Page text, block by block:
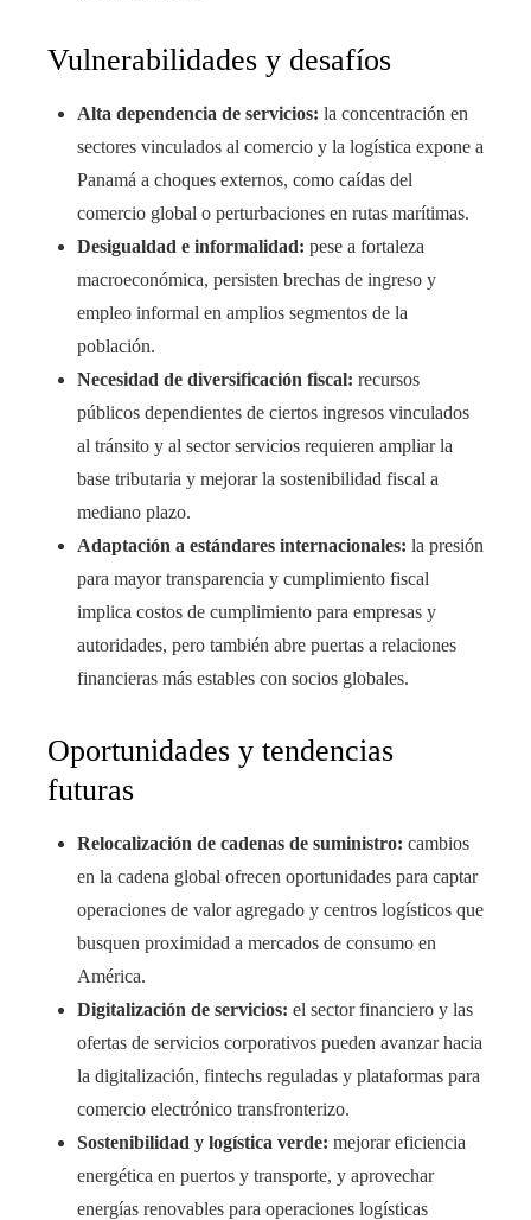
Vulnerabilidades y desafíos
Alta dependencia de servicios: la concentración en
sectores vinculados al comercio y la logística expone a
Panamá a choques externos, como caídas del
comercio global o perturbaciones en rutas marítimas.
Desigualdad e informalidad: pese a fortaleza
macroeconómica, persisten brechas de ingreso y
empleo informal en amplios segmentos de la
población.
Necesidad de diversificación fiscal: recursos
públicos dependientes de ciertos ingresos vinculados
al tránsito y al sector servicios requieren ampliar la
base tributaria y mejorar la sostenibilidad fiscal a
mediano plazo.
Adaptación a estándares internacionales: la presión
para mayor transparencia y cumplimiento fiscal
implica costos de cumplimiento para empresas y
autoridades, pero también abre puertas a relaciones
financieras más estables con socios globales.
Oportunidades y tendencias
futuras
Relocalización de cadenas de suministro: cambios
en la cadena global ofrecen oportunidades para captar
operaciones de valor agregado y centros logísticos que
busquen proximidad a mercados de consumo en
América.
Digitalización de servicios: el sector financiero y las
ofertas de servicios corporativos pueden avanzar hacia
la digitalización, fintechs reguladas y plataformas para
comercio electrónico transfronterizo.
Sostenibilidad y logística verde: mejorar eficiencia
energética en puertos y transporte, y aprovechar
energías renovables para operaciones logísticas